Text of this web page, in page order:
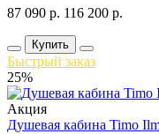
87 090 р. 116 200 р.
Купить
Быстрый заказ
25%
Акция
Душевая кабина Timo